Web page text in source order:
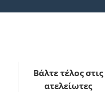
Βάλτε τέλος στις
ατελείωτες